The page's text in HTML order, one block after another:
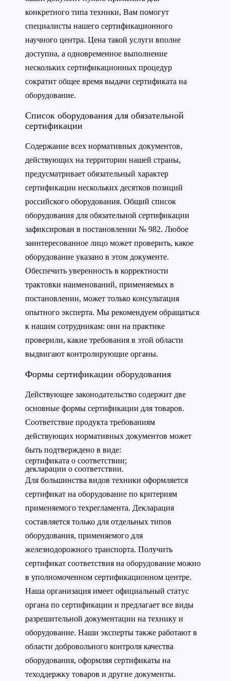
конкретного типа техники, Вам помогут
специалисты нашего сертификационного
научного центра. Цена такой услуги вполне
доступна, а одновременное выполнение
нескольких сертификационных процедур
сократит общее время выдачи сертификата на
оборудование.
Список оборудования для обязательной
сертификации
Содержание всех нормативных документов,
действующих на территории нашей страны,
предусматривает обязательный характер
сертификации нескольких десятков позиций
российского оборудования. Общий список
оборудования для обязательной сертификации
зафиксирован в постановлении № 982. Любое
заинтересованное лицо может проверить, какое
оборудование указано в этом документе.
Обеспечить уверенность в корректности
трактовки наименований, применяемых в
постановлении, может только консультация
опытного эксперта. Мы рекомендуем обращаться
к нашим сотрудникам: они на практике
проверили, какие требования в этой области
выдвигают контролирующие органы.
Формы сертификации оборудования
Действующее законодательство содержит две
основные формы сертификации для товаров.
Соответствие продукта требованиям
действующих нормативных документов может
быть подтверждено в виде:
сертификата о соответствии;
декларации о соответствии.
Для большинства видов техники оформляется
сертификат на оборудование по критериям
применяемого техрегламента. Декларация
составляется только для отдельных типов
оборудования, применяемого для
железнодорожного транспорта. Получить
сертификат соответствия на оборудование можно
в уполномоченном сертификационном центре.
Наша организация имеет официальный статус
органа по сертификации и предлагает все виды
разрешительной документации на технику и
оборудование. Наши эксперты также работают в
области добровольного контроля качества
оборудования, оформляя сертификаты на
теходдержку товаров и другие документы.